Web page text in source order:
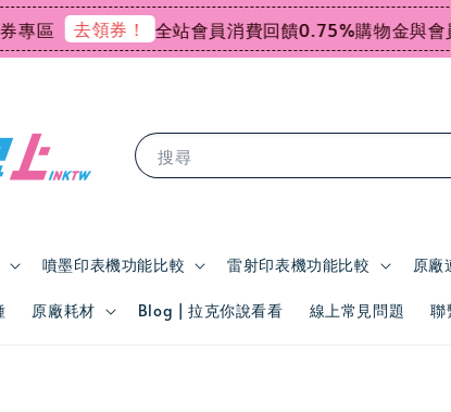
區 去領券！ 全站會員消費回饋0.75%購物金與會員
搜尋
噴墨印表機功能比較 雷射印表機功能比較 原廠
原廠耗材 Blog | 拉克你說看看 線上常見問題 聯